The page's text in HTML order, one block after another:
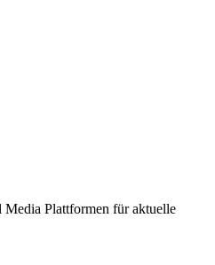
Media Plattformen für aktuelle